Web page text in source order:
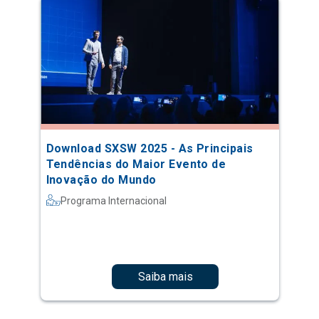
Download SXSW 2025 - As Principais
Tendências do Maior Evento de
Inovação do Mundo
Programa Internacional
Saiba mais